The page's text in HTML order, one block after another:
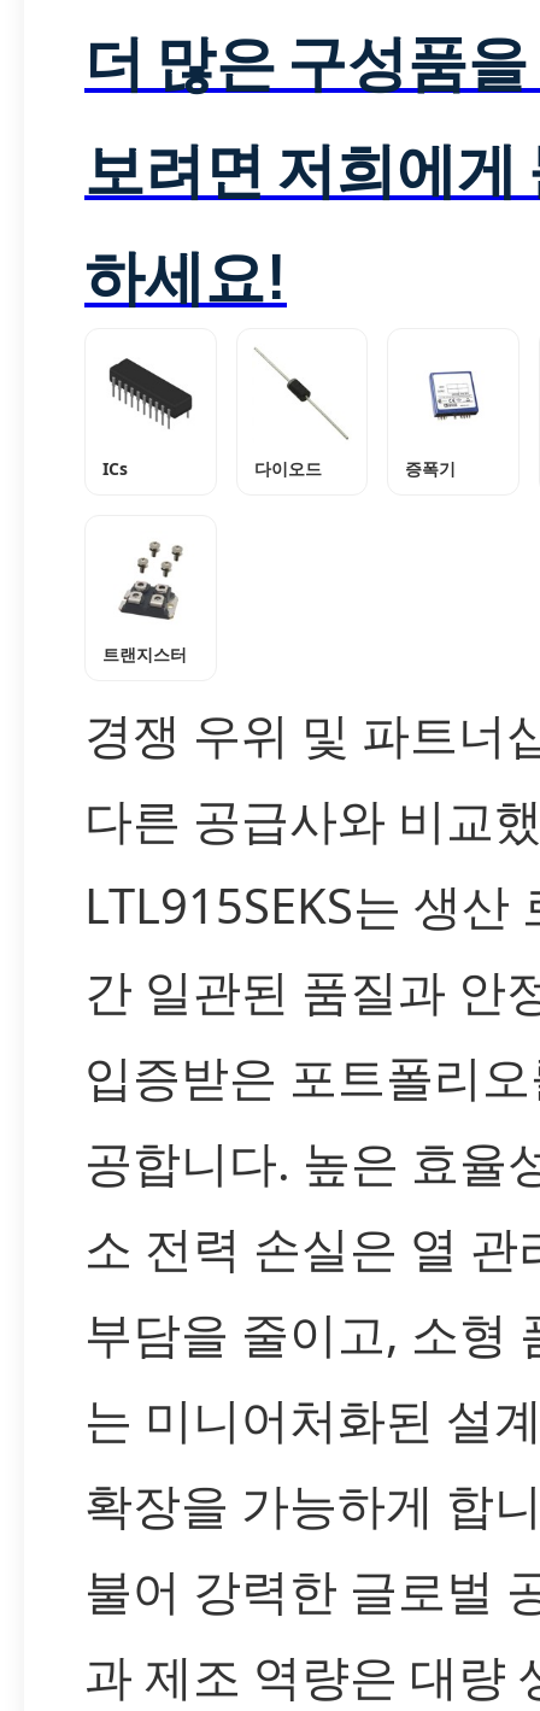
더 많은 구성품
보려면 저희에게
하세요!
ICs 다이오드 증폭기
트랜지스터
경쟁 우위 및 파트너
다른 공급사와 비교
LTL915SEKS는 생산
간 일관된 품질과 안
입증받은 포트폴리
공합니다. 높은 효율
소 전력 손실은 열 관
부담을 줄이고, 소형
는 미니어처화된 설
확장을 가능하게 합
불어 강력한 글로벌
과 제조 역량은 대량